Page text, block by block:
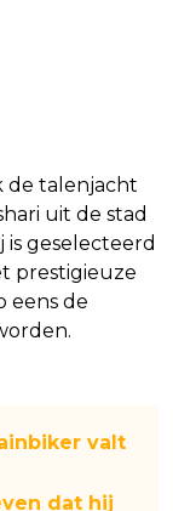
de talenjacht
uit de stad
is geselecteerd
prestigieuze
eens de
valt
dat hij